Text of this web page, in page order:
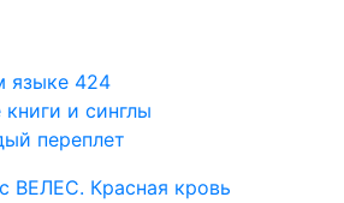
языке 424
книги и синглы
переплет